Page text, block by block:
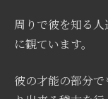
周りで彼を知る
に観ています。
彼の才能の部分